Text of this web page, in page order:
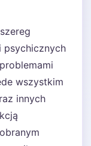
psychicznych
wszystkim
innych